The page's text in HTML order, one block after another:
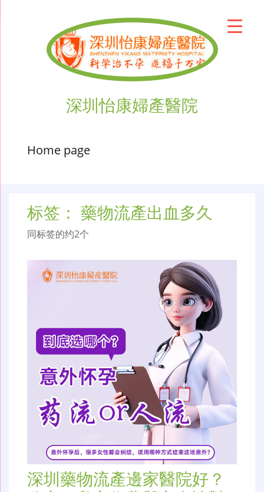
深圳怡康婦產醫院
Home page
标签： 藥物流產出血多久
同标签的约2个
深圳藥物流產邊家醫院好？